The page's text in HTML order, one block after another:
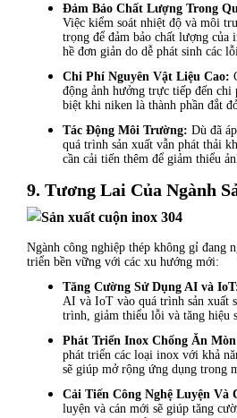
Đảm Bảo Chất Lượng Trong
Việc kiểm soát nhiệt độ và môi
trọng để đảm bảo chất lượng
hề đơn giản do dễ phát sinh các
Chi Phí Nguyên Vật Liệu Cao:
động ảnh hưởng trực tiếp đến chi
biệt khi niken là thành phần đắt
Tác Động Môi Trường: Dù đã
quá trình sản xuất vẫn phát thải
cần cải tiến thêm để giảm thiểu
9. Tương Lai Của Ngành
Ngành công nghiệp thép không gỉ đang
triển bền vững với các xu hướng mới:
Tăng Cường Sử Dụng AI và
AI và IoT vào quá trình sản xuất
trình, giảm thiểu lỗi và tăng hiệu
Phát Triển Inox Chống Ăn
phát triển các loại inox với khả
sẽ giúp mở rộng ứng dụng trong
Cải Tiến Công Nghệ Luyện Và
luyện và cán mới sẽ giúp tăng